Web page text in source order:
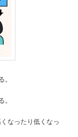
なったり低くなっ